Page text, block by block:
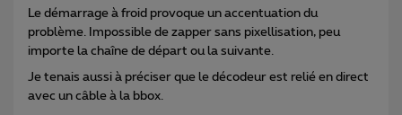
Le démarrage à froid provoque un accentuation du
problème. Impossible de zapper sans pixellisation, peu
importe la chaîne de départ ou la suivante.
Je tenais aussi à préciser que le décodeur est relié en direct
avec un câble à la bbox.